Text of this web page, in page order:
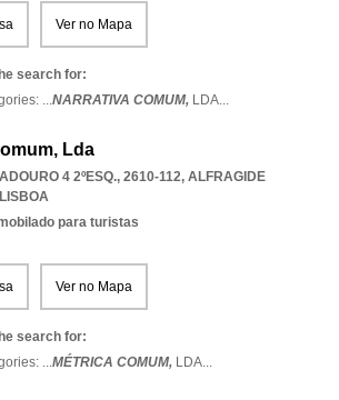
Ver no Mapa
search for:
...NARRATIVA COMUM, LDA...
Lda
4 2ºESQ., 2610-112, ALFRAGIDE
LISBOA
para turistas
Ver no Mapa
search for:
...MÉTRICA COMUM, LDA...